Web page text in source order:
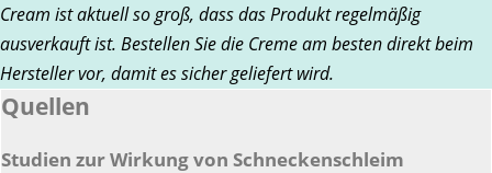
Cream ist aktuell so groß, dass das Produkt regelmäßig
ausverkauft ist. Bestellen Sie die Creme am besten direkt beim
Hersteller vor, damit es sicher geliefert wird.
Quellen
Studien zur Wirkung von Schneckenschleim